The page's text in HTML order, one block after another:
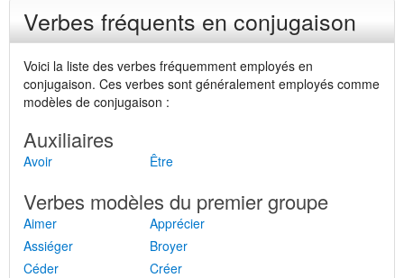
Verbes fréquents en conjugaison
Voici la liste des verbes fréquemment employés en
conjugaison. Ces verbes sont généralement employés comme
modèles de conjugaison :
Auxiliaires
Avoir Être
Verbes modèles du premier groupe
Aimer
Apprécier
Assiéger
Broyer
Céder
Créer